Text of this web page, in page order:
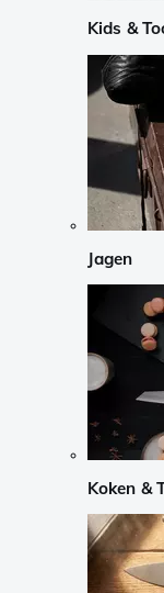
Kids &
Jagen
Koken &